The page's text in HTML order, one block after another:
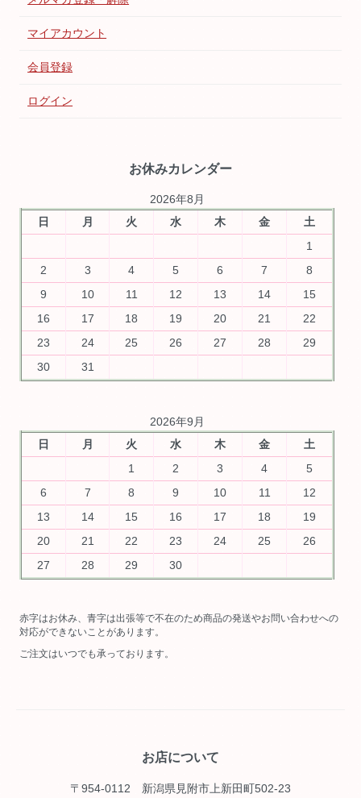
マイアカウント
会員登録
ログイン
お休みカレンダー
2026年8月
日
月 火 水 木 金
土
1
2
3 4 5 6 7
8
9
10 11 12 13 14
15
16
17 18 19 20 21
22
23
24 25 26 27 28
29
30
31
2026年9月
日
月 火 水 木 金
土
1
2 3 4
5
6
7 8 9 10 11
12
13
14 15 16 17 18
19
20
21 22 23 24 25
26
27
28 29 30
赤字はお休み、青字は出張等で不在のため商品の発送やお問い合わせへの
対応ができないことがあります。
ご注文はいつでも承っております。
お店について
〒954-0112 新潟県見附市上新田町502-23